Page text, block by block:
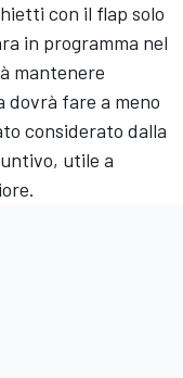
con il flap solo
in programma nel
mantenere
dovrà fare a meno
considerato dalla
utile a